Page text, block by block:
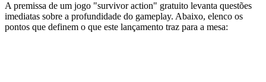
A premissa de um jogo "survivor action" gratuito levanta questões
imediatas sobre a profundidade do gameplay. Abaixo, elenco os
pontos que definem o que este lançamento traz para a mesa: